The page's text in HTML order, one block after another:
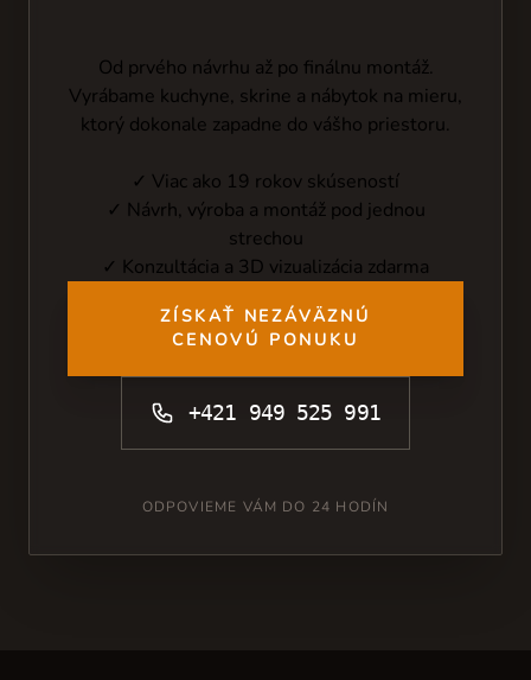
Od prvého návrhu až po finálnu montáž.
Vyrábame kuchyne, skrine a nábytok na mieru,
ktorý dokonale zapadne do vášho priestoru.
✓ Viac ako 19 rokov skúseností
✓ Návrh, výroba a montáž pod jednou
strechou
✓ Konzultácia a 3D vizualizácia zdarma
ZÍSKAŤ NEZÁVÄZNÚ
CENOVÚ PONUKU
+421 949 525 991
ODPOVIEME VÁM DO 24 HODÍN